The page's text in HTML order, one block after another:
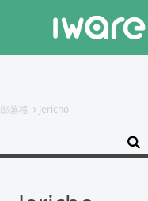
部落格 Jericho